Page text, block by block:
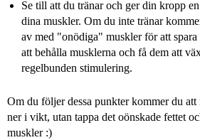
Se till att du tränar och ger din kropp
dina muskler. Om du inte tränar
av med "onödiga" muskler för att
att behålla musklerna och få dem att
regelbunden stimulering.
Om du följer dessa punkter kommer du att
ner i vikt, utan tappa det oönskade fettet
muskler :)